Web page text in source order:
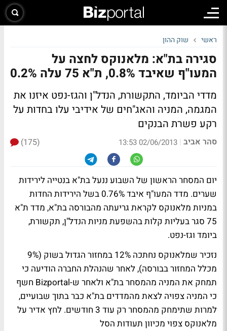
ראשי שוק ההון
סגירה בת"א: מלאנוקס לחצה על
המעו"ף שאיבד 0.8%, ת"א 75 עלה 0.2%
מדדי הביומד, התקשורת, הנדל"ן והגז-נפט איזנו את
המגמה, המניה והאג"חים של אידיבי עלו בחדות על
רקע פשרת הבנקים
סהר אביב |
02/06/2013 13:53
(175)
יום המסחר הראשון של השבוע ננעל בת"א בנטייה לירידות
שערים. מדד המעו"ף איבד 0.76% בשל הירידות החדות
במניות מלאנוקס לקראת גריעתה מהבורסה בת"א, מדד ת"א
75 סגר בעליות קלות בהשפעת מניות הנדל"ן, תקשורת,
ביומד וגז-נפט.
נזכיר שמלאנוקס נחתכה 12% במחזור הגדול בשוק (9%
מכלל המחזור בבורסה), לאחר שהנהלת החברה הודיעה כי
תמחק את המניה מהמסחר בת"א ולאחר ש-Bizportal חשף
כי המניה צפויה לצאת מהמדדים בת"א כבר בתוך שבועיים,
למרות שתימחק מהמסחר רק עוד 3 חודשים.
לחץ אדיר על
מלאנוקס צפוי מכיוון תעודות הסל